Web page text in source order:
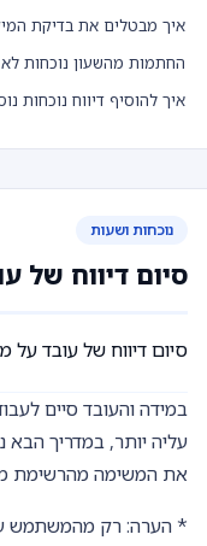
איך מבטלים את בדיקת
החתמות מהשעון נוכחות
איך להוסיף דיווח נוכחות
נוכחות ושעות
סיום דיווח של
סיום דיווח של עובד
במידה והעובד סיים
עליה יותר, במדריך
את המשימה מהרשימת
* הערה: רק מהמשתמש